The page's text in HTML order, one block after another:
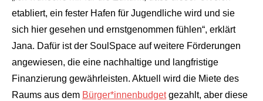
etabliert, ein fester Hafen für Jugendliche wird und sie
sich hier gesehen und ernstgenommen fühlen“, erklärt
Jana. Dafür ist der SoulSpace auf weitere Förderungen
angewiesen, die eine nachhaltige und langfristige
Finanzierung gewährleisten. Aktuell wird die Miete des
Raums aus dem Bürger*innenbudgetgezahlt, aber diese